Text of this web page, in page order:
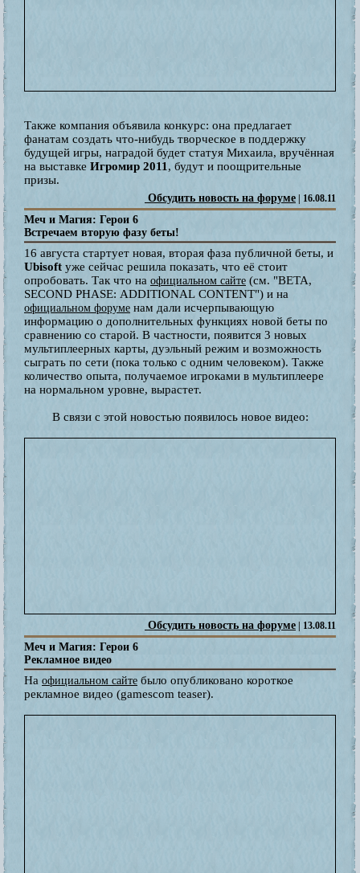
Также компания объявила конкурс: она предлагает
фанатам создать что-нибудь творческое в поддержку
будущей игры, наградой будет статуя Михаила, вручённая
на выставке Игромир 2011 , будут и поощрительные
призы.
Обсудить новость на форуме | 16.08.11
Меч и Магия: Герои 6
Встречаем вторую фазу беты!
16 августа стартует новая, вторая фаза публичной беты, и
Ubisoft уже сейчас решила показать, что её стоит
опробовать. Так что на официальном сайте (см. "BETA,
SECOND PHASE: ADDITIONAL CONTENT") и на
официальном форуме нам дали исчерпывающую
информацию о дополнительных функциях новой беты по
сравнению со старой. В частности, появится 3 новых
мультиплеерных карты, дуэльный режим и возможность
сыграть по сети (пока только с одним человеком). Также
количество опыта, получаемое игроками в мультиплеере
на нормальном уровне, вырастет.
В связи с этой новостью появилось новое видео:
Обсудить новость на форуме | 13.08.11
Меч и Магия: Герои 6
Рекламное видео
На официальном сайте было опубликовано короткое
рекламное видео (gamescom teaser).